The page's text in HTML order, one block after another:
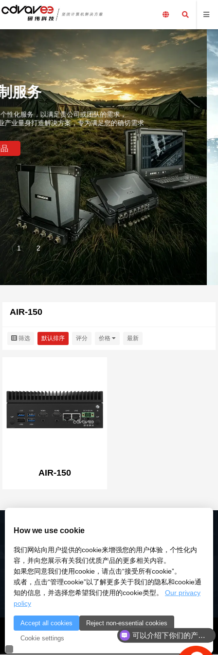
AIR-150
筛选 默认排序 评分 价格 最新
AIR-150
© 2018-2026 深圳市研伟科技有限公司 版权所有 |粤ICP备
18028922号-3
粤公安备：10000
How we use cookie
我们网站向用户提供的cookie来增强您的用户体验，个性化内
容，并向您展示有关我们优质产品的更多相关内容。
如果您同意我们使用cookie，请点击“接受所有cookie”。
或者，点击“管理cookie”以了解更多关于我们的隐私和cookie通
知的信息，并选择您希望我们使用的cookie类型。 Our privacy
policy
Accept all cookies Reject non-essential cookies
Cookie settings 可以介绍下你们的产品么